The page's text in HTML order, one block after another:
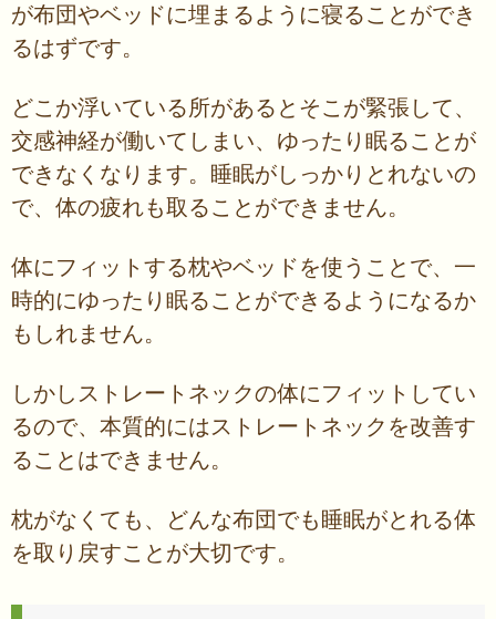
が布団やベッドに埋まるように寝ることができ
るはずです。
どこか浮いている所があるとそこが緊張して、
交感神経が働いてしまい、ゆったり眠ることが
できなくなります。睡眠がしっかりとれないの
で、体の疲れも取ることができません。
体にフィットする枕やベッドを使うことで、一
時的にゆったり眠ることができるようになるか
もしれません。
しかしストレートネックの体にフィットしてい
るので、本質的にはストレートネックを改善す
ることはできません。
枕がなくても、どんな布団でも睡眠がとれる体
を取り戻すことが大切です。